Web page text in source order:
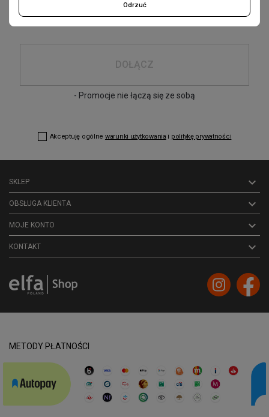
DOŁĄCZ
- Promocje nie łączą się ze sobą
Akceptuję ogólne warunki użytkowania i politykę prywatności
SKLEP 
OBSŁUGA KLIENTA 
MOJE KONTO 
KONTAKT keyboard_arrow_down
Odrzuć
METODY PŁATNOŚCI